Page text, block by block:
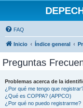
FAQ
Inicio Índice general
Preguntas
Problemas acerca de la
¿Por qué me tengo que
¿Qué es COPPA? (APPCO)
¿Por qué no puedo registrarme?